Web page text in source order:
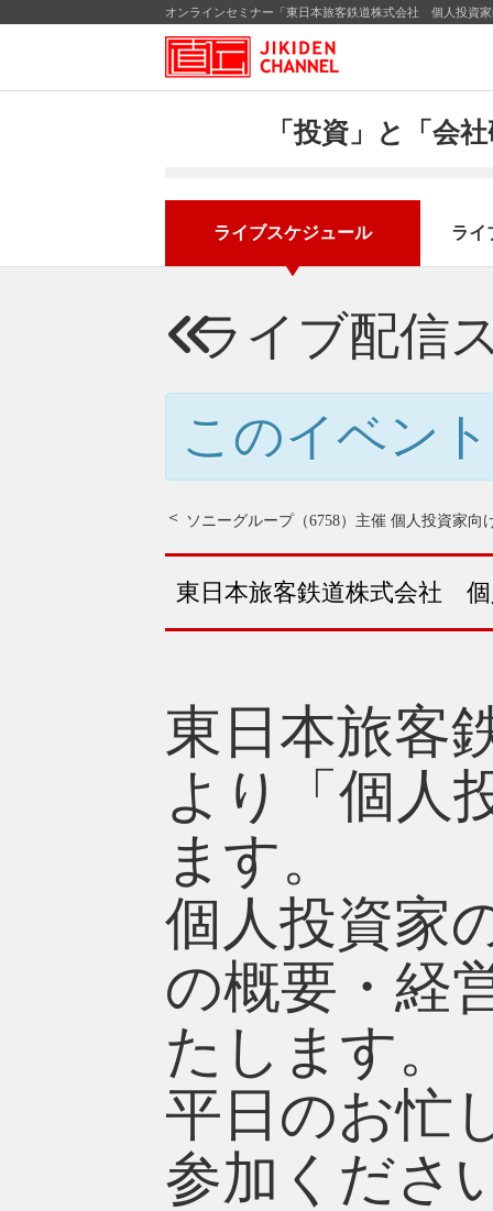
オンラインセミナー「東日本旅客鉄道株式会社 個人投資
「投資」と「会
ライブスケジュール ライ
ライブ配信
このイベン
ソニーグループ（6758）主催 個人投資家向
東日本旅客鉄道株式会社
東日本旅客
より「個人
ます。
個人投資家
の概要・経
たします。
平日のお忙
参加くださ